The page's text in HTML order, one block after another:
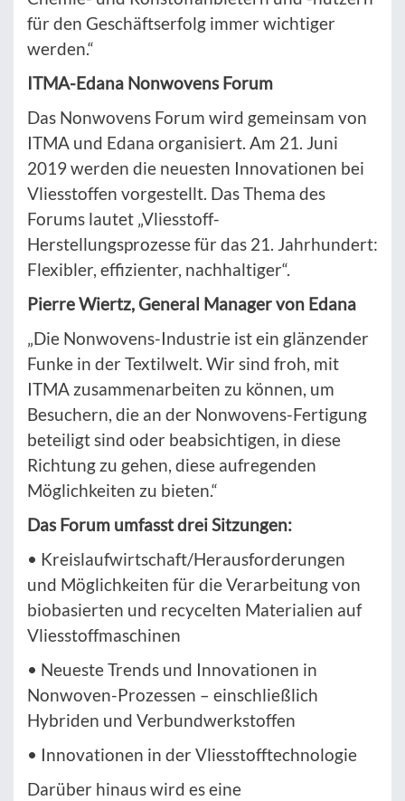
für den Geschäftserfolg immer wichtiger
werden.“
ITMA-Edana Nonwovens Forum
Das Nonwovens Forum wird gemeinsam von
ITMA und Edana organisiert. Am 21. Juni
2019 werden die neuesten Innovationen bei
Vliesstoffen vorgestellt. Das Thema des
Forums lautet „Vliesstoff-
Herstellungsprozesse für das 21. Jahrhundert:
Flexibler, effizienter, nachhaltiger“.
Pierre Wiertz, General Manager von Edana
„Die Nonwovens-Industrie ist ein glänzender
Funke in der Textilwelt. Wir sind froh, mit
ITMA zusammenarbeiten zu können, um
Besuchern, die an der Nonwovens-Fertigung
beteiligt sind oder beabsichtigen, in diese
Richtung zu gehen, diese aufregenden
Möglichkeiten zu bieten.“
Das Forum umfasst drei Sitzungen:
• Kreislaufwirtschaft/Herausforderungen
und Möglichkeiten für die Verarbeitung von
biobasierten und recycelten Materialien auf
Vliesstoffmaschinen
• Neueste Trends und Innovationen in
Nonwoven-Prozessen – einschließlich
Hybriden und Verbundwerkstoffen
• Innovationen in der Vliesstofftechnologie
Darüber hinaus wird es eine